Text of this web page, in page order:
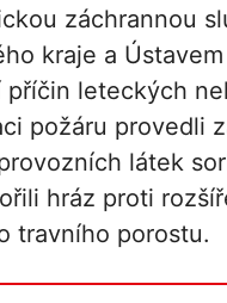
záchrannou
kraje a
příčin leteckých
požáru provedli
látek
hráz proti
travního porostu.